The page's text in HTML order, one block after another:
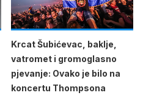
Krcat Šubićevac, baklje,
vatromet i gromoglasno
pjevanje: Ovako je bilo na
koncertu Thompsona